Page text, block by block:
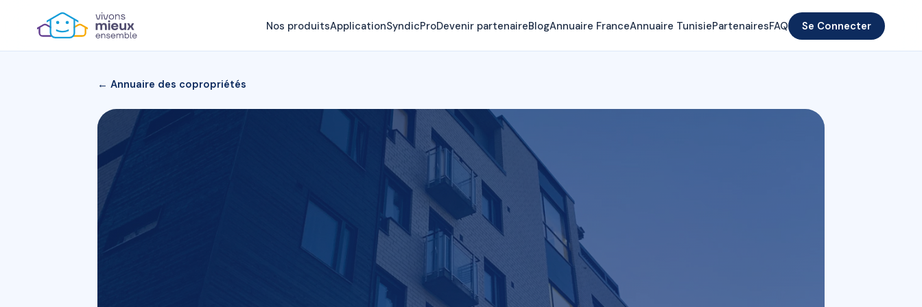
Nos produitsApplicationSyndicProDevenir partenaireBlogAnnuaire FranceAnnuaire TunisiePartenairesFAQ Se Connecter
← Annuaire des copropriétés